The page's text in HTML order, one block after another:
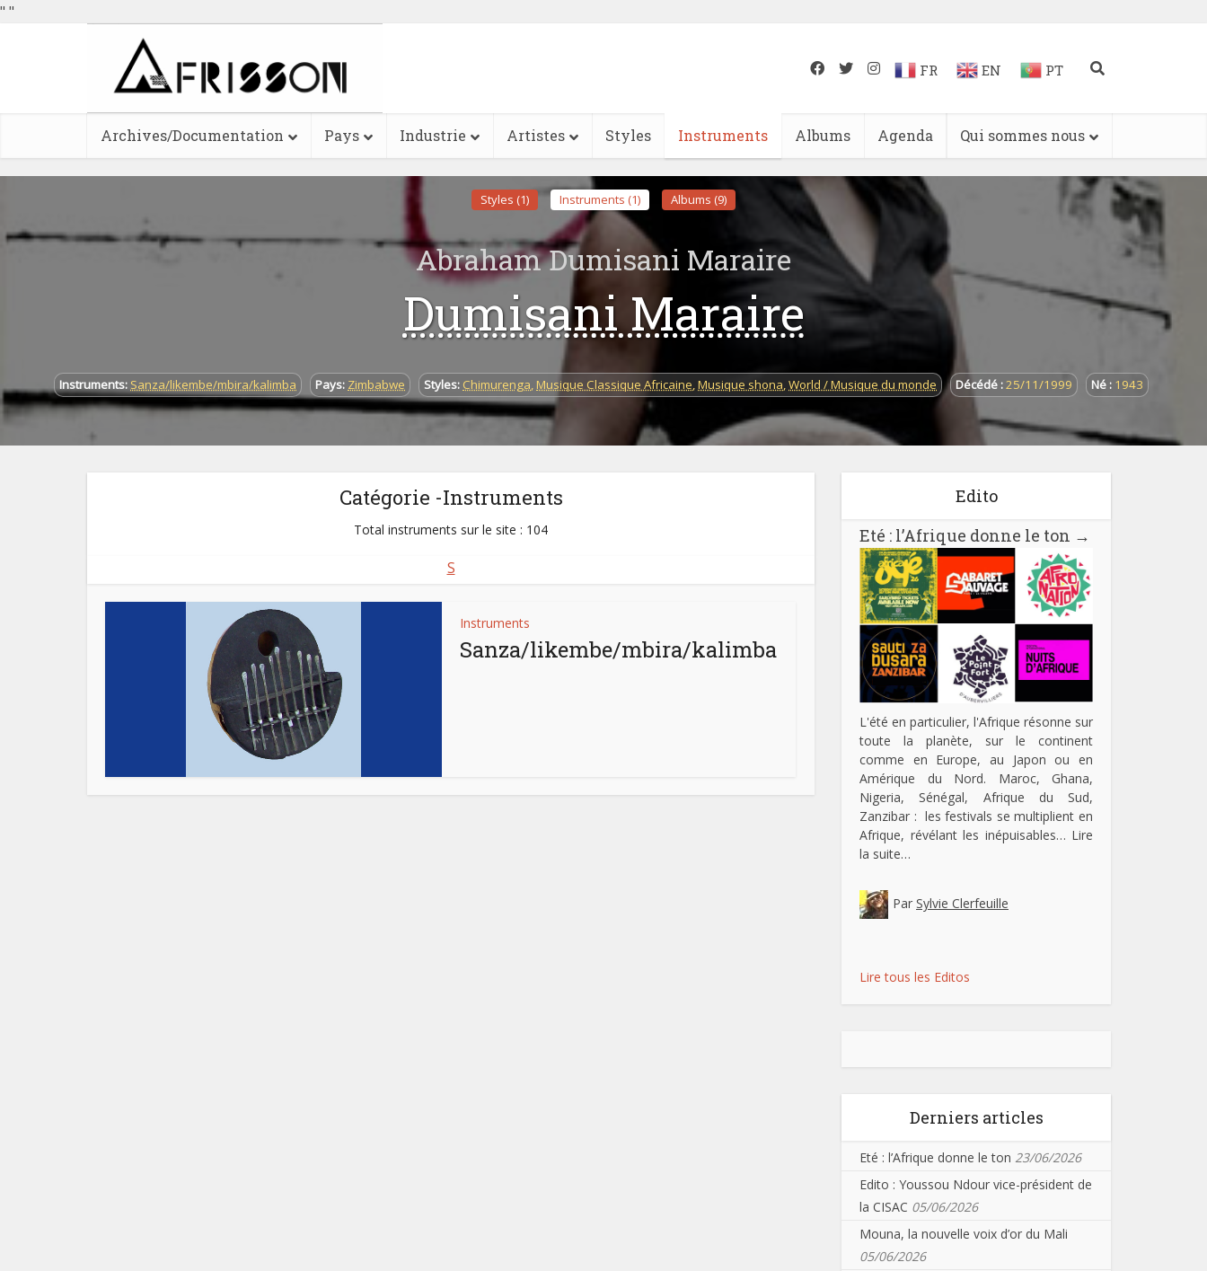
" "
FR EN PT
Archives/Documentation Pays Industrie Artistes Styles Instruments Albums Agenda Qui sommes nous
Styles (1) Instruments (1) Albums (9)
Abraham Dumisani Maraire
Dumisani Maraire
Instruments: Sanza/likembe/mbira/kalimba Pays: Zimbabwe Styles: Chimurenga, Musique Classique Africaine,Musique shona,World / Musique du monde Décédé :25/11/1999 Né : 1943
Catégorie -Instruments
Total instruments sur le site : 104
S
Instruments
Sanza/likembe/mbira/kalimba
Edito
Eté : l’Afrique donne le ton →
L'été en particulier, l'Afrique résonne sur
toute la planète, sur le continent
comme en Europe, au Japon ou en
Amérique du Nord. Maroc, Ghana,
Nigeria, Sénégal, Afrique du Sud,
Zanzibar : les festivals se multiplient en
Afrique, révélant les inépuisables… Lire
la suite…
Par Sylvie Clerfeuille
Lire tous les Editos
Derniers articles
Eté : l’Afrique donne le ton 23/06/2026
Edito : Youssou Ndour vice-président de
la CISAC 05/06/2026
Mouna, la nouvelle voix d’or du Mali
05/06/2026